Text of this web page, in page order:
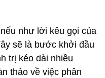
như lời kêu gọi của
sẽ là bước khởi đầu
trị kéo dài nhiều
thảo về việc phân